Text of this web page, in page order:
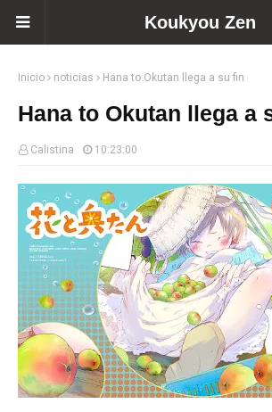
Koukyou Zen
Inicio noticias Hana to Okutan llega a su fin
Hana to Okutan llega a
Calistina 10:23:00